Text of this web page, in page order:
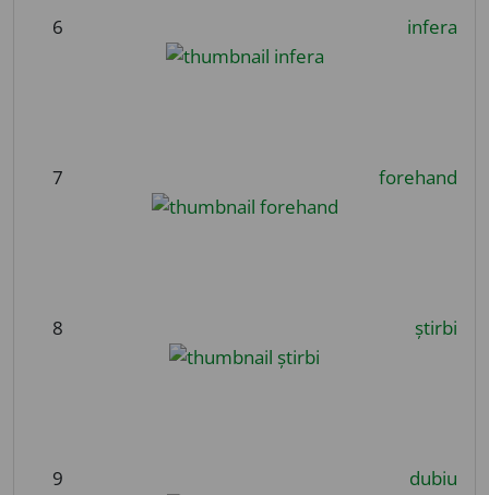
6 infera
7 forehand
8 știrbi
9 dubiu